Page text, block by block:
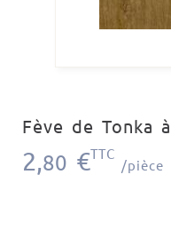
Fève de Tonka
2,80 €TTC
/pièce